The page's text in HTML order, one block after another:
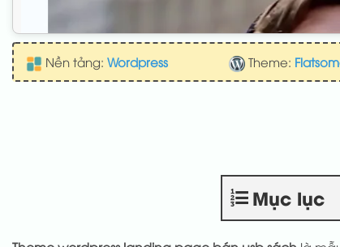
Nền tảng: Wordpress Theme:
Mục lục